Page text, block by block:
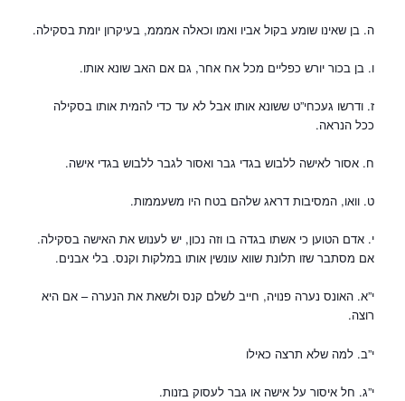
ה. בן שאינו שומע בקול אביו ואמו וכאלה אמממ, בעיקרון יומת בסקילה.
ו. בן בכור יורש כפליים מכל אח אחר, גם אם האב שונא אותו.
ז. ודרשו געכחי”ט ששונא אותו אבל לא עד כדי להמית אותו בסקילה
ככל הנראה.
ח. אסור לאישה ללבוש בגדי גבר ואסור לגבר ללבוש בגדי אישה.
ט. וואו, המסיבות דראג שלהם בטח היו משעממות.
י. אדם הטוען כי אשתו בגדה בו וזה נכון, יש לענוש את האישה בסקילה.
אם מסתבר שזו תלונת שווא עונשין אותו במלקות וקנס. בלי אבנים.
י”א. האונס נערה פנויה, חייב לשלם קנס ולשאת את הנערה – אם היא
רוצה.
י”ב. למה שלא תרצה כאילו
י”ג. חל איסור על אישה או גבר לעסוק בזנות.